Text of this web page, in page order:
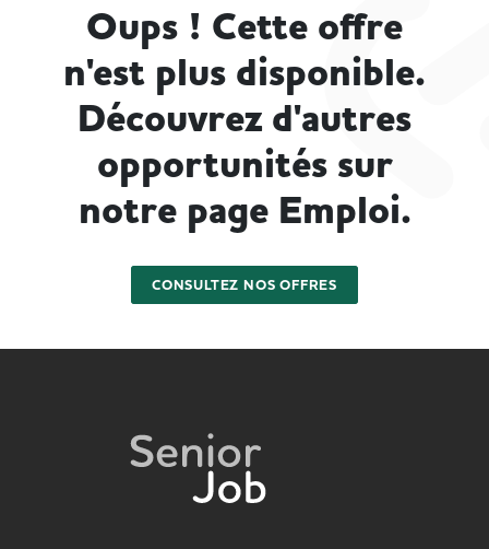
Oups ! Cette offre
n'est plus disponible.
Découvrez d'autres
opportunités sur
notre page Emploi.
CONSULTEZ NOS OFFRES